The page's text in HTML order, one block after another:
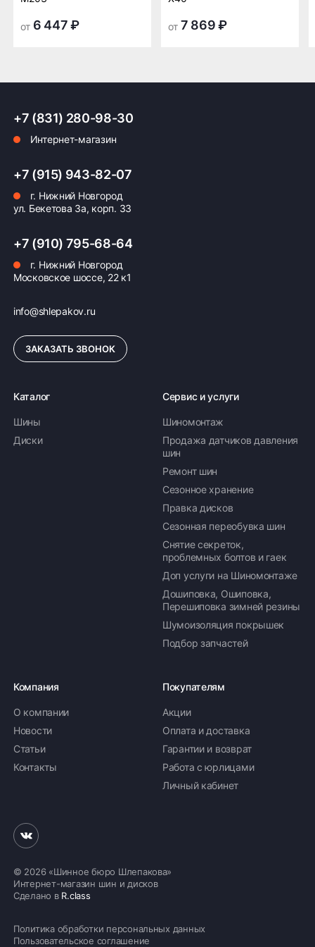
мототехники и аксессуаров.
компании в Нижнем
компании в Нижнем
Возможна картой, наличными при получении,
также доступно оформление кредита и
формирование счёта для Юр.Лица
ПОДРОБНЕЕ ОБ ОПЛАТЕ
от 6 447 ₽ от 7 869 ₽
+7 (831) 280-98-30
Интернет-магазин
+7 (915) 943-82-07
г. Нижний Новгород
ул. Бекетова 3а, корп. 33
+7 (910) 795-68-64
г. Нижний Новгород
Московское шоссе, 22 к1
info@shlepakov.ru
ЗАКАЗАТЬ ЗВОНОК
Каталог
Шины
Диски
Сервис и услуги
Шиномонтаж
Продажа датчиков давления
шин
Ремонт шин
Сезонное хранение
Правка дисков
Сезонная переобувка шин
Снятие секреток,
проблемных болтов и гаек
Доп услуги на Шиномонтаже
Дошиповка, Ошиповка,
Перешиповка зимней резины
Шумоизоляция покрышек
Подбор запчастей
Компания
О компании
Новости
Статьи
Контакты
Покупателям
Акции
Оплата и доставка
Гарантии и возврат
Работа с юрлицами
Личный кабинет
© 2026 «Шинное бюро Шлепакова»
Интернет-магазин шин и дисков
Сделано в R.class
Политика обработки персональных данных
Пользовательское соглашение